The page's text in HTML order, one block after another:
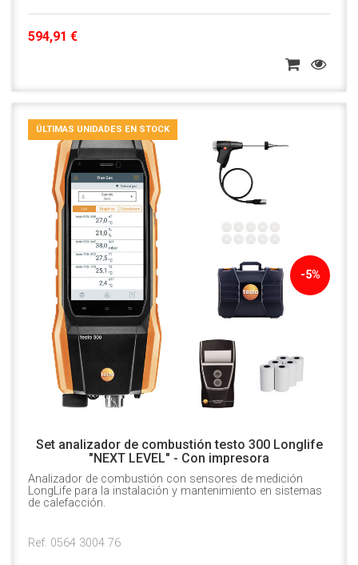
594,91 €
-5%
ÚLTIMAS UNIDADES EN STOCK
Set analizador de combustión testo 300 Longlife
"NEXT LEVEL" - Con impresora
Analizador de combustión con sensores de medición
LongLife para la instalación y mantenimiento en sistemas
de calefacción.
Ref. 0564 3004 76